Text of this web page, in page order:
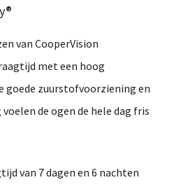
van CooperVision
met een hoog
goede zuurstofvoorziening en
de ogen de hele dag fris
van 7 dagen en 6 nachten